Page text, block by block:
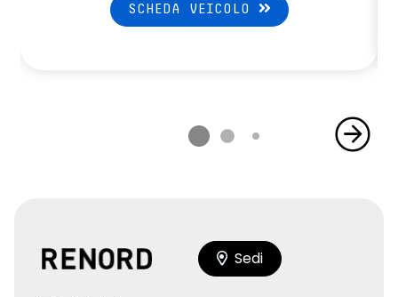
SCHEDA VEICOLO
Sedi